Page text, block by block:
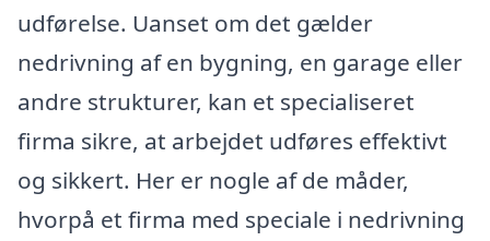
udførelse. Uanset om det gælder
nedrivning af en bygning, en garage eller
andre strukturer, kan et specialiseret
firma sikre, at arbejdet udføres effektivt
og sikkert. Her er nogle af de måder,
hvorpå et firma med speciale i nedrivning